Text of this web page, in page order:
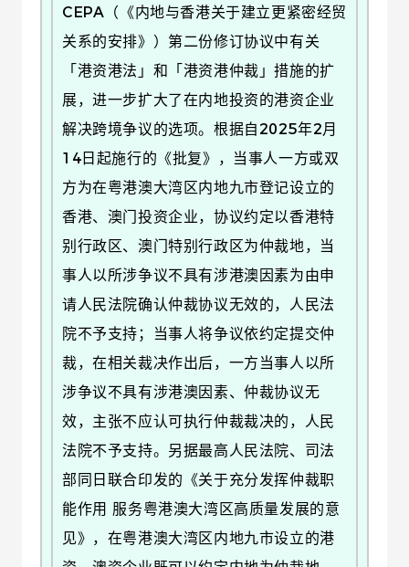
CEPA（《内地与香港关于建立更紧密经贸
关系的安排》）第二份修订协议中有关
「港资港法」和「港资港仲裁」措施的扩
展，进一步扩大了在内地投资的港资企业
解决跨境争议的选项。根据自2025年2月
14日起施行的《批复》，当事人一方或双
方为在粤港澳大湾区内地九市登记设立的
香港、澳门投资企业，协议约定以香港特
别行政区、澳门特别行政区为仲裁地，当
事人以所涉争议不具有涉港澳因素为由申
请人民法院确认仲裁协议无效的，人民法
院不予支持；当事人将争议依约定提交仲
裁，在相关裁决作出后，一方当事人以所
涉争议不具有涉港澳因素、仲裁协议无
效，主张不应认可执行仲裁裁决的，人民
法院不予支持。另据最高人民法院、司法
部同日联合印发的《关于充分发挥仲裁职
能作用 服务粤港澳大湾区高质量发展的意
见》，在粤港澳大湾区内地九市设立的港